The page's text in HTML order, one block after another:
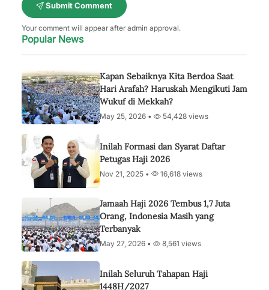
Submit Comment
Your comment will appear after admin approval.
Popular News
Kapan Sebaiknya Kita Berdoa Saat
Hari Arafah? Haruskah Mengikuti Jam
Wukuf di Mekkah?
May 25, 2026 • 54,428 views
Inilah Formasi dan Syarat Daftar
Petugas Haji 2026
Nov 21, 2025 • 16,618 views
Jamaah Haji 2026 Tembus 1,7 Juta
Orang, Indonesia Masih yang
Terbanyak
May 27, 2026 • 8,561 views
Inilah Seluruh Tahapan Haji
1448H/2027